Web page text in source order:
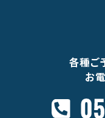
各種ご
お